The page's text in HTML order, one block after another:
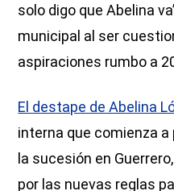
solo digo que Abelina
municipal al ser
aspiraciones rumbo a
El destape de Abelina
interna que comienza
la sucesión en
por las nuevas reglas